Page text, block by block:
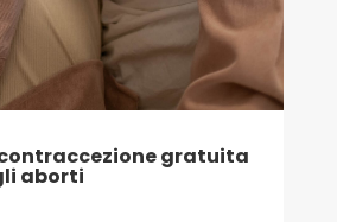
gratuita
aborti